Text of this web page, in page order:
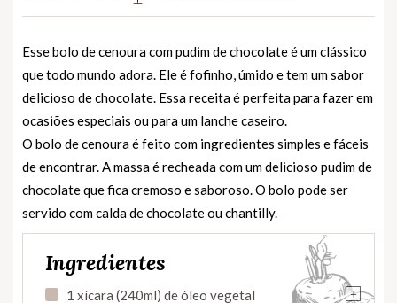
Esse bolo de cenoura com pudim de chocolate é um clássico
que todo mundo adora. Ele é fofinho, úmido e tem um sabor
delicioso de chocolate. Essa receita é perfeita para fazer em
ocasiões especiais ou para um lanche caseiro.
O bolo de cenoura é feito com ingredientes simples e fáceis
de encontrar. A massa é recheada com um delicioso pudim de
chocolate que fica cremoso e saboroso. O bolo pode ser
servido com calda de chocolate ou chantilly.
Ingredientes
+
1 xícara (240ml) de óleo vegetal